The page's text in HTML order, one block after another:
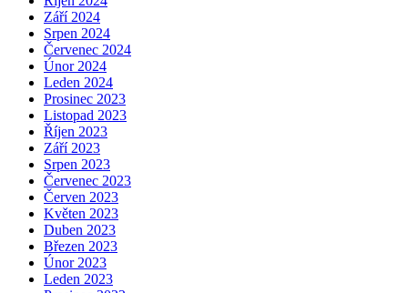
Září 2024
Srpen 2024
Červenec 2024
Únor 2024
Leden 2024
Prosinec 2023
Listopad 2023
Říjen 2023
Září 2023
Srpen 2023
Červenec 2023
Červen 2023
Květen 2023
Duben 2023
Březen 2023
Únor 2023
Leden 2023